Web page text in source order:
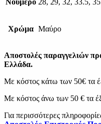
Νούμερο 28, 29, 32, 33.5,
Χρώμα Μαύρο
Αποστολές παραγγελιών
Ελλάδα.
Με κόστος κάτω των 50€ τα
Με κόστος άνω των 50 € τα
Για περισσότερες